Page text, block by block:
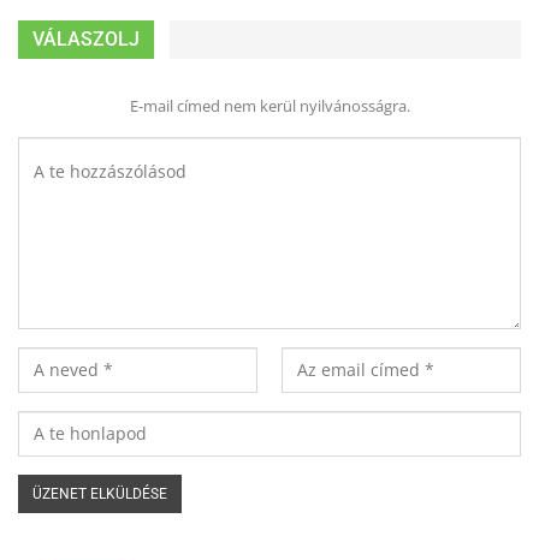
VÁLASZOLJ
E-mail címed nem kerül nyilvánosságra.